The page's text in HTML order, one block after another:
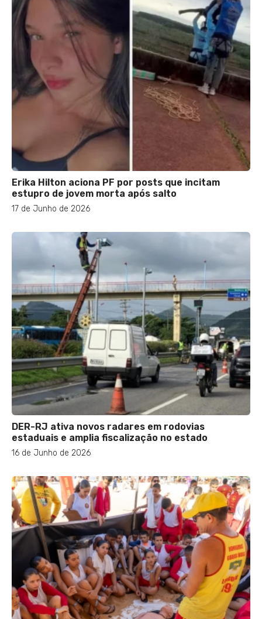
Erika Hilton aciona PF por posts que incitam
estupro de jovem morta após salto
17 de Junho de 2026
DER-RJ ativa novos radares em rodovias
estaduais e amplia fiscalização no estado
16 de Junho de 2026